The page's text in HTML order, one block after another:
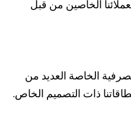
الخاصين من قبل
الخاصة العديد من
ذات التصميم الخاص.